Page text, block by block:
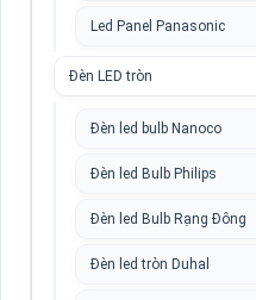
Led Panel Panasonic
Đèn LED tròn
Đèn led bulb Nanoco
Đèn led Bulb Philips
Đèn led Bulb Rạng Đông
Đèn led tròn Duhal